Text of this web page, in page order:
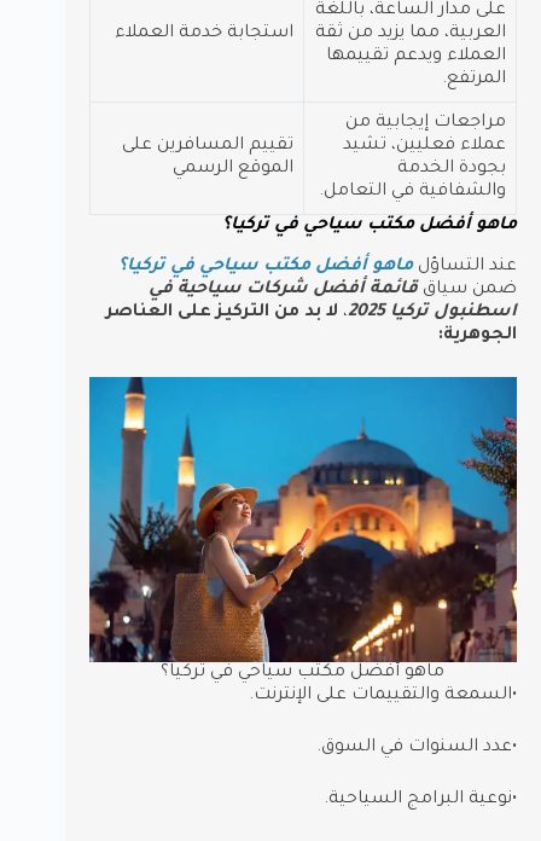
على مدار الساعة، باللغة
العربية، مما يزيد من ثقة
العملاء ويدعم تقييمها
المرتفع.
استجابة خدمة العملاء
مراجعات إيجابية من
عملاء فعليين، تشيد
بجودة الخدمة
والشفافية في التعامل.
تقييم المسافرين على
الموقع الرسمي
ماهو أفضل مكتب سياحي في تركيا؟
عند التساؤلماهو أفضل مكتب سياحي في تركيا؟
ضمن سياق قائمة أفضل شركات سياحية في
اسطنبول تركيا 2025
، لا بد من التركيز على العناصر
الجوهرية:
ماهو أفضل مكتب سياحي في تركيا؟
•السمعة والتقييمات على الإنترنت.
•عدد السنوات في السوق.
•نوعية البرامج السياحية.